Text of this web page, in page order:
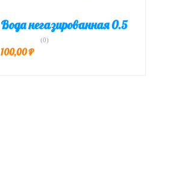
Вода негазированная 0.5
(0)
100,00₽